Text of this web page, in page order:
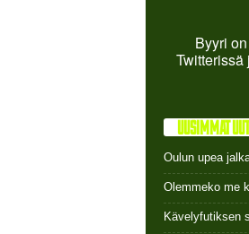
Byyri
UUSIMMAT
Oulun upea
Olemmeko me
Kävelyfutiksen